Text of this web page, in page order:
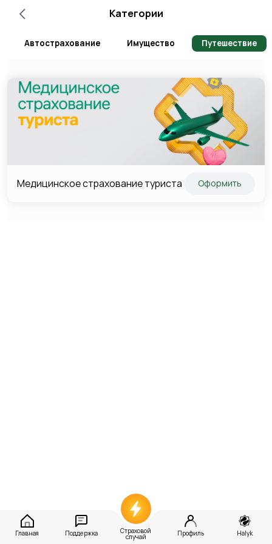
Категории
Автострахование Имущество Путешествие
Медицинское страхование туриста Оформить
Главная Поддержка Страховой
случай Профиль Halyk